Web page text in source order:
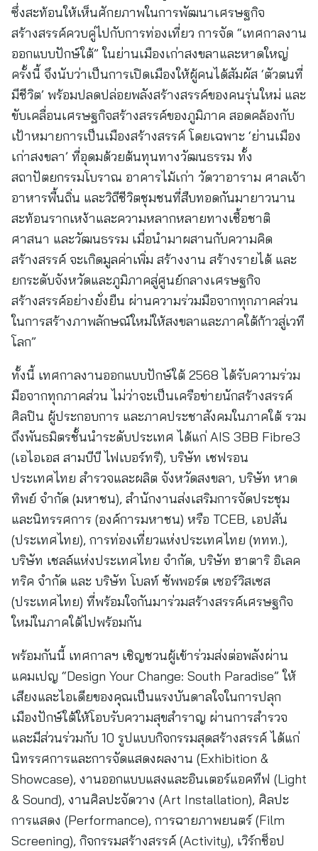
ซึ่งสะท้อนให้เห็นศักยภาพในการพัฒนาเศรษฐกิจ
สร้างสรรค์ควบคู่ไปกับการท่องเที่ยว การจัด “เทศกาลงาน
ออกแบบปักษ์ใต้” ในย่านเมืองเก่าสงขลาและหาดใหญ่
ครั้งนี้ จึงนับว่าเป็นการเปิดเมืองให้ผู้คนได้สัมผัส ‘ตัวตนที่
มีชีวิต’ พร้อมปลดปล่อยพลังสร้างสรรค์ของคนรุ่นใหม่ และ
ขับเคลื่อนเศรษฐกิจสร้างสรรค์ของภูมิภาค สอดคล้องกับ
เป้าหมายการเป็นเมืองสร้างสรรค์ โดยเฉพาะ ‘ย่านเมือง
เก่าสงขลา’ ที่อุดมด้วยต้นทุนทางวัฒนธรรม ทั้ง
สถาปัตยกรรมโบราณ อาคารไม้เก่า วัดวาอาราม ศาลเจ้า
อาหารพื้นถิ่น และวิถีชีวิตชุมชนที่สืบทอดกันมายาวนาน
สะท้อนรากเหง้าและความหลากหลายทางเชื้อชาติ
ศาสนา และวัฒนธรรม เมื่อนำมาผสานกับความคิด
สร้างสรรค์ จะเกิดมูลค่าเพิ่ม สร้างงาน สร้างรายได้ และ
ยกระดับจังหวัดและภูมิภาคสู่ศูนย์กลางเศรษฐกิจ
สร้างสรรค์อย่างยั่งยืน ผ่านความร่วมมือจากทุกภาคส่วน
ในการสร้างภาพลักษณ์ใหม่ให้สงขลาและภาคใต้ก้าวสู่เวที
โลก”
ทั้งนี้ เทศกาลงานออกแบบปักษ์ใต้ 2568 ได้รับความร่วม
มือจากทุกภาคส่วน ไม่ว่าจะเป็นเครือข่ายนักสร้างสรรค์
ศิลปิน ผู้ประกอบการ และภาคประชาสังคมในภาคใต้ รวม
ถึงพันธมิตรชั้นนำระดับประเทศ ได้แก่ AIS 3BB Fibre3
(เอไอเอส สามบีบี ไฟเบอร์ทรี), บริษัท เชฟรอน
ประเทศไทย สำรวจและผลิต จังหวัดสงขลา, บริษัท หาด
ทิพย์ จํากัด (มหาชน), สำนักงานส่งเสริมการจัดประชุม
และนิทรรศการ (องค์การมหาชน) หรือ TCEB, เอปสัน
(ประเทศไทย), การท่องเที่ยวแห่งประเทศไทย (ททท.),
บริษัท เชลล์แห่งประเทศไทย จำกัด, บริษัท ฮาตาริ อิเลค
ทริค จำกัด และ บริษัท โบลท์ ซัพพอร์ต เซอร์วิสเซส
(ประเทศไทย) ที่พร้อมใจกันมาร่วมสร้างสรรค์เศรษฐกิจ
ใหม่ในภาคใต้ไปพร้อมกัน
พร้อมกันนี้ เทศกาลฯ เชิญชวนผู้เข้าร่วมส่งต่อพลังผ่าน
แคมเปญ “Design Your Change: South Paradise” ให้
เสียงและไอเดียของคุณเป็นแรงบันดาลใจในการปลุก
เมืองปักษ์ใต้ให้โอบรับความสุขสำราญ ผ่านการสำรวจ
และมีส่วนร่วมกับ 10 รูปแบบกิจกรรมสุดสร้างสรรค์ ได้แก่
นิทรรศการและการจัดแสดงผลงาน (Exhibition &
Showcase), งานออกแบบแสงและอินเตอร์แอคทีฟ (Light
& Sound), งานศิลปะจัดวาง (Art Installation), ศิลปะ
การแสดง (Performance), การฉายภาพยนตร์ (Film
Screening), กิจกรรมสร้างสรรค์ (Activity), เวิร์กช็อป